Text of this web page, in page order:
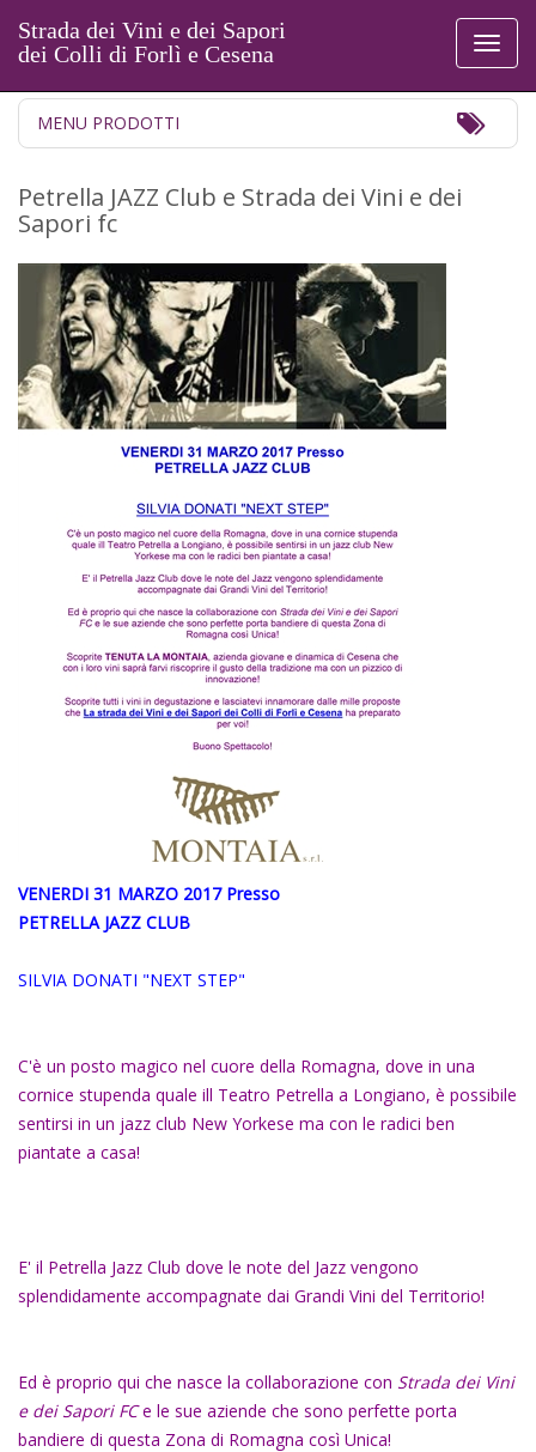
Strada dei Vini e dei Sapori
dei Colli di Forlì e Cesena
MENU PRODOTTI
Petrella JAZZ Club e Strada dei Vini e dei
Sapori fc
VENERDI 31 MARZO 2017 Presso
PETRELLA JAZZ CLUB
SILVIA DONATI "NEXT STEP"
C'è un posto magico nel cuore della Romagna, dove in una
cornice stupenda quale ill Teatro Petrella a Longiano, è possibile
sentirsi in un jazz club New Yorkese ma con le radici ben
piantate a casa!
E' il Petrella Jazz Club dove le note del Jazz vengono
splendidamente accompagnate dai Grandi Vini del Territorio!
Ed è proprio qui che nasce la collaborazione con Strada dei Vini
e dei Sapori FCe le sue aziende che sono perfette porta
bandiere di questa Zona di Romagna così Unica!